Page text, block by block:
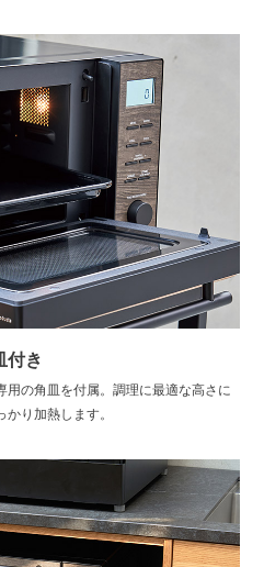
付き
用の角皿を付属。調理に最適な高さに
り加熱します。